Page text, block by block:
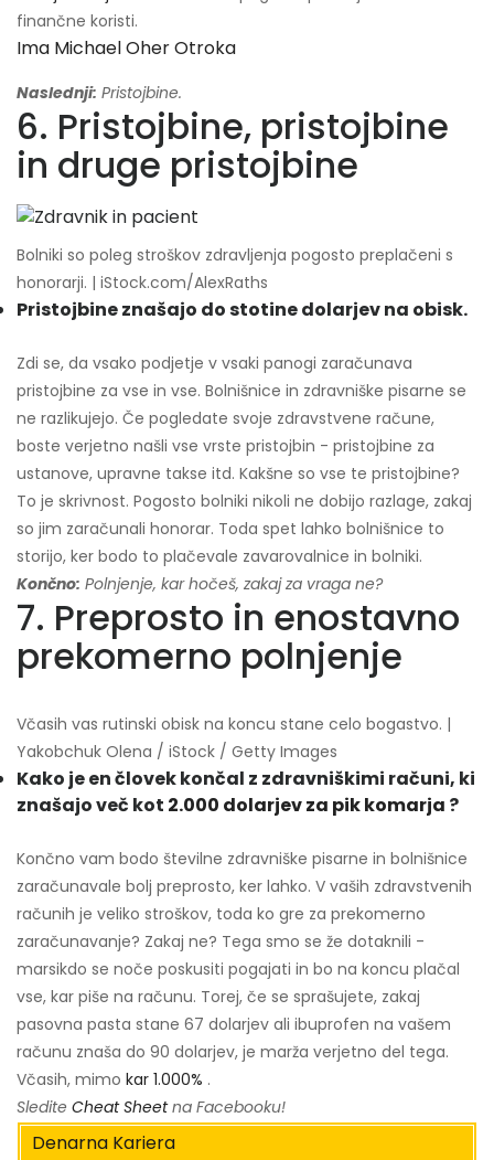
finančne koristi.
Ima Michael Oher Otroka
Naslednji: Pristojbine.
6. Pristojbine, pristojbine
in druge pristojbine
Bolniki so poleg stroškov zdravljenja pogosto preplačeni s
honorarji. | iStock.com/AlexRaths
Pristojbine znašajo do stotine dolarjev na obisk.
Zdi se, da vsako podjetje v vsaki panogi zaračunava
pristojbine za vse in vse. Bolnišnice in zdravniške pisarne se
ne razlikujejo. Če pogledate svoje zdravstvene račune,
boste verjetno našli vse vrste pristojbin - pristojbine za
ustanove, upravne takse itd. Kakšne so vse te pristojbine?
To je skrivnost. Pogosto bolniki nikoli ne dobijo razlage, zakaj
so jim zaračunali honorar. Toda spet lahko bolnišnice to
storijo, ker bodo to plačevale zavarovalnice in bolniki.
Končno: Polnjenje, kar hočeš, zakaj za vraga ne?
7. Preprosto in enostavno
prekomerno polnjenje
Včasih vas rutinski obisk na koncu stane celo bogastvo. |
Yakobchuk Olena / iStock / Getty Images
Kako je en človek končal z zdravniškimi računi, ki
znašajo več kot 2.000 dolarjev za pik komarja ?
Končno vam bodo številne zdravniške pisarne in bolnišnice
zaračunavale bolj preprosto, ker lahko. V vaših zdravstvenih
računih je veliko stroškov, toda ko gre za prekomerno
zaračunavanje? Zakaj ne? Tega smo se že dotaknili -
marsikdo se noče poskusiti pogajati in bo na koncu plačal
vse, kar piše na računu. Torej, če se sprašujete, zakaj
pasovna pasta stane 67 dolarjev ali ibuprofen na vašem
računu znaša do 90 dolarjev, je marža verjetno del tega.
Včasih, mimo kar 1.000% .
Sledite Cheat Sheetna Facebooku!
Denarna Kariera